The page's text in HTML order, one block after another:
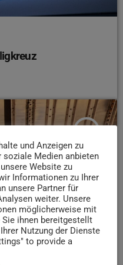
insert_link
und Anzeigen zu
Medien anbieten
Website zu
Informationen zu Ihrer
unsere Partner für
weiter. Unsere
möglicherweise mit
ihnen bereitgestellt
Nutzung der Dienste
to provide a